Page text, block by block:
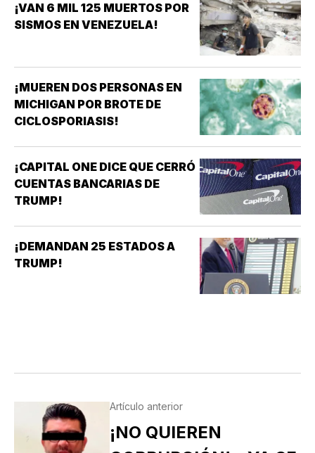
¡VAN 6 MIL 125 MUERTOS POR
SISMOS EN VENEZUELA!
¡MUEREN DOS PERSONAS EN
MICHIGAN POR BROTE DE
CICLOSPORIASIS!
¡CAPITAL ONE DICE QUE CERRÓ
CUENTAS BANCARIAS DE
TRUMP!
¡DEMANDAN 25 ESTADOS A
TRUMP!
Artículo anterior
¡NO QUIEREN